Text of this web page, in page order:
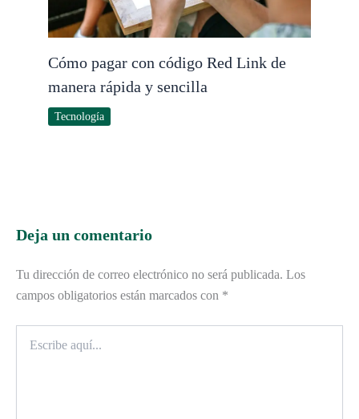
Cómo pagar con código Red Link de
manera rápida y sencilla
Tecnología
Deja un comentario
Tu dirección de correo electrónico no será publicada. Los
campos obligatorios están marcados con *
aquí...